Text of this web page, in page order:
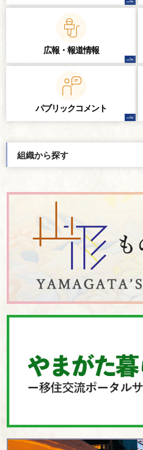
広報・報道情報
パブリックコメント
組織から探す